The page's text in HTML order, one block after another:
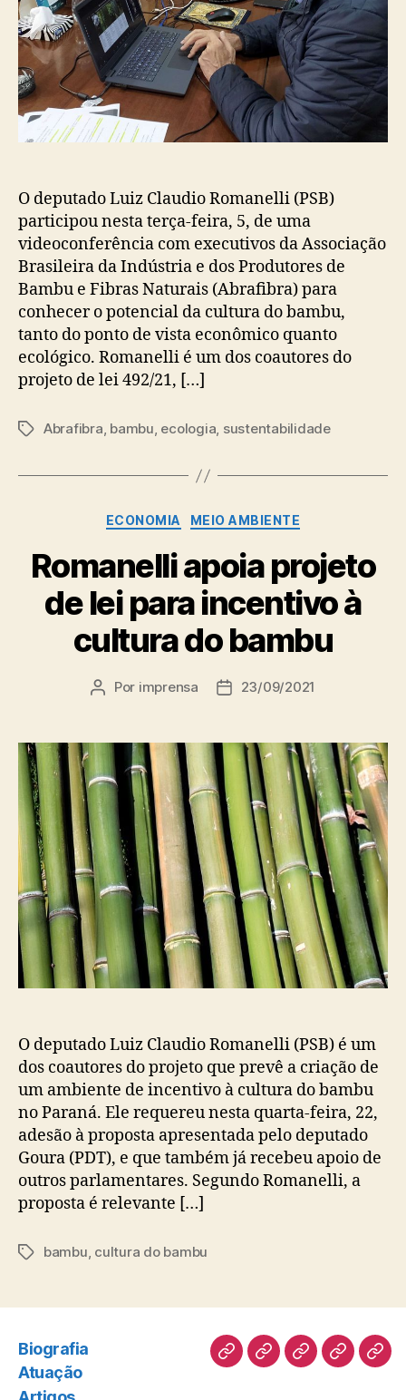
O deputado Luiz Claudio Romanelli (PSB)
participou nesta terça-feira, 5, de uma
videoconferência com executivos da Associação
Brasileira da Indústria e dos Produtores de
Bambu e Fibras Naturais (Abrafibra) para
conhecer o potencial da cultura do bambu,
tanto do ponto de vista econômico quanto
ecológico. Romanelli é um dos coautores do
projeto de lei 492/21, […]
TagsAbrafibra, bambu, ecologia, sustentabilidade
Categorias
ECONOMIA MEIO AMBIENTE
Romanelli apoia projeto
de lei para incentivo à
cultura do bambu
Autor
Por imprensa
Data23/09/2021
O deputado Luiz Claudio Romanelli (PSB) é um
dos coautores do projeto que prevê a criação de
um ambiente de incentivo à cultura do bambu
no Paraná. Ele requereu nesta quarta-feira, 22,
adesão à proposta apresentada pelo deputado
Goura (PDT), e que também já recebeu apoio de
outros parlamentares. Segundo Romanelli, a
proposta é relevante […]
Tagsbambu, cultura do bambu
Biografia
Atuação
BiografiaAtuaçãoArtigosNorte